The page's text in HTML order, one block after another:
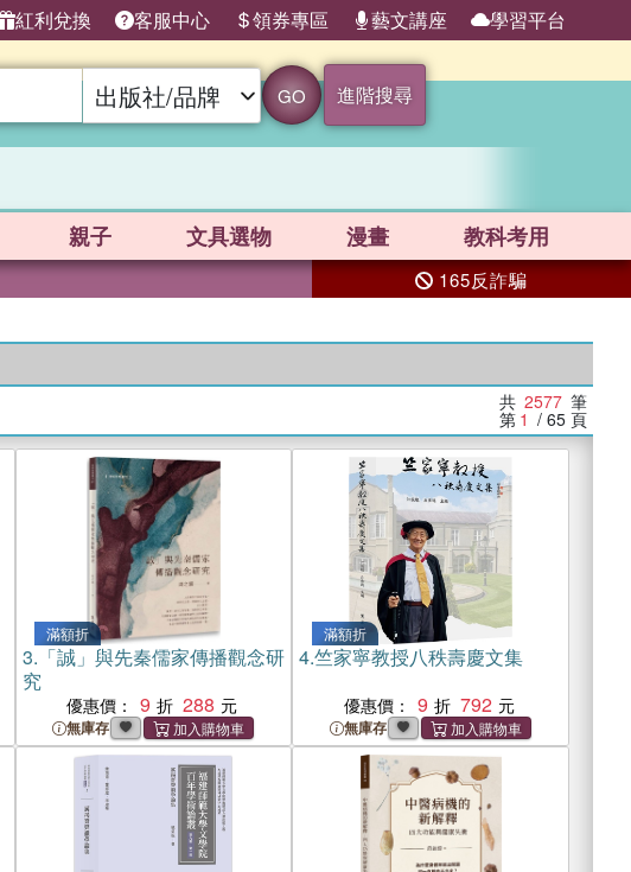
紅利兌換 客服中心 領券專區 藝文講座 學習平台
GO 進階搜尋
親子 文具選物 漫畫 教科考用
165反詐騙
共 2577 筆
第 1 / 65 頁
滿額折
3. 「誠」與先秦儒家傳播觀念研
究
優惠價： 9 288
無庫存
滿額折
4.竺家寧教授八秩壽慶文集
優惠價： 9 792
無庫存